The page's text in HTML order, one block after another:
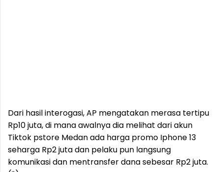
Dari hasil interogasi, AP mengatakan merasa tertipu
Rp10 juta, di mana awalnya dia melihat dari akun
Tiktok pstore Medan ada harga promo Iphone 13
seharga Rp2 juta dan pelaku pun langsung
komunikasi dan mentransfer dana sebesar Rp2 juta.